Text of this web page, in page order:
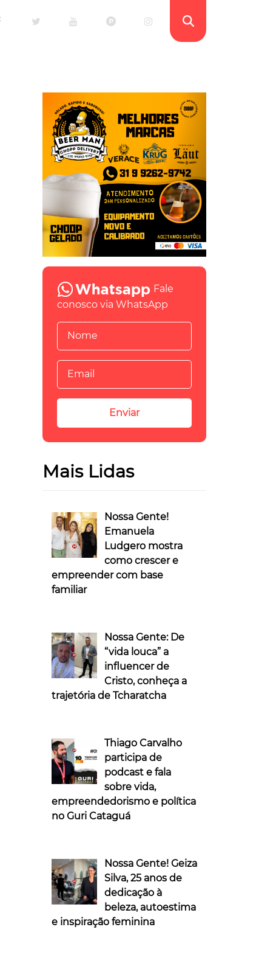
Fale
conosco via WhatsApp
Mais Lidas
Nossa Gente!
Emanuela
Ludgero mostra
como crescer e
empreender com base
familiar
Nossa Gente: De
“vida louca” a
influencer de
Cristo, conheça a
trajetória de Tcharatcha
Thiago Carvalho
participa de
podcast e fala
sobre vida,
empreendedorismo e política
no Guri Cataguá
Nossa Gente! Geiza
Silva, 25 anos de
dedicação à
beleza, autoestima
e inspiração feminina